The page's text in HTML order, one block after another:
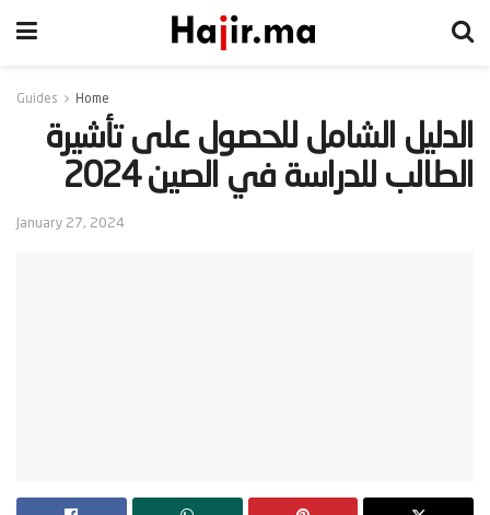
Home
Guides
‫الدليل الشامل للحصول على تأشيرة
الطالب للدراسة في الصين 2024‬
January 27, 2024